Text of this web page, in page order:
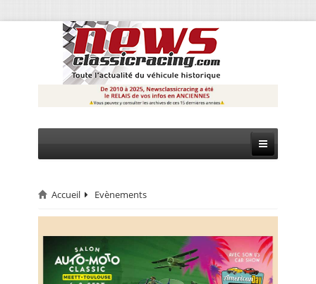
CIRCUIT
MONTAGNE
Accueil Evènements